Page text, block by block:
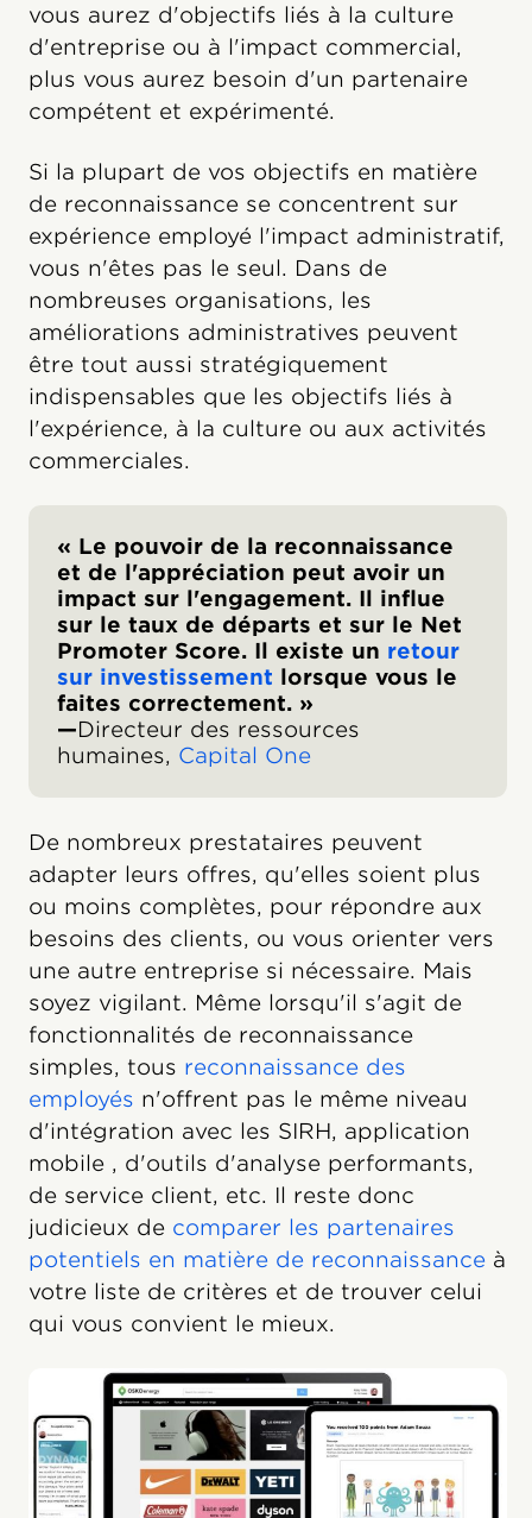
vous aurez d'objectifs liés à la culture
d'entreprise ou à l'impact commercial,
plus vous aurez besoin d'un partenaire
compétent et expérimenté.
Si la plupart de vos objectifs en matière
de reconnaissance se concentrent sur
expérience employé l'impact administratif,
vous n'êtes pas le seul. Dans de
nombreuses organisations, les
améliorations administratives peuvent
être tout aussi stratégiquement
indispensables que les objectifs liés à
l'expérience, à la culture ou aux activités
commerciales.
« Le pouvoir de la reconnaissance
et de l'appréciation peut avoir un
impact sur l'engagement. Il influe
sur le taux de départs et sur le Net
Promoter Score. Il existe un retour
sur investissement lorsque vous le
faites correctement. »
—Directeur des ressources
humaines, Capital One
De nombreux prestataires peuvent
adapter leurs offres, qu'elles soient plus
ou moins complètes, pour répondre aux
besoins des clients, ou vous orienter vers
une autre entreprise si nécessaire. Mais
soyez vigilant. Même lorsqu'il s'agit de
fonctionnalités de reconnaissance
simples, tous reconnaissance des
employés n'offrent pas le même niveau
d'intégration avec les SIRH, application
mobile , d'outils d'analyse performants,
de service client, etc. Il reste donc
judicieux de comparer les partenaires
potentiels en matière de reconnaissance à
votre liste de critères et de trouver celui
qui vous convient le mieux.